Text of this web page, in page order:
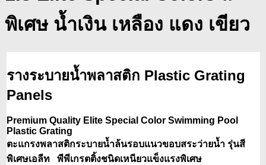
พิเศษ น้ำเงิน เหลือง แดง เขียว
รางระบายน้ำพลาสติก Plastic Grating
Panels
Premium Quality Elite Special Color Swimming Pool
Plastic Grating
ตะแกรงพลาสติกระบายน้ำล้นรอบแนวขอบสระว่ายน้ำ รุ่นสี
พิเศษเอลีท พีพีเกรตติ้งชนิดเหนียวแข็งแรงพิเศษ